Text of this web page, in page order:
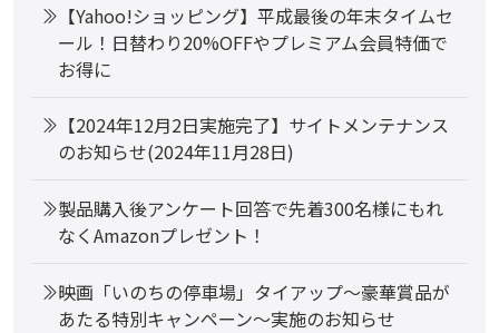
【Yahoo!ショッピング】平成最後の年末タイムセ
ール！日替わり20%OFFやプレミアム会員特価で
お得に
【2024年12月2日実施完了】サイトメンテナンス
のお知らせ(2024年11月28日)
製品購入後アンケート回答で先着300名様にもれ
なくAmazonプレゼント！
映画「いのちの停車場」タイアップ～豪華賞品が
あたる特別キャンペーン～実施のお知らせ